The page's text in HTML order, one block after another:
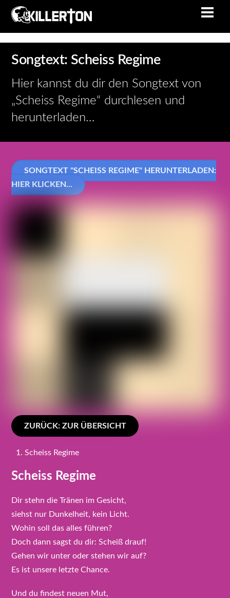
Skip
content
Songtext: Scheiss Regime
Hier kannst du dir den Songtext von
„Scheiss Regime“ durchlesen und
herunterladen…
SONGTEXT "SCHEISS REGIME" HERUNTERLADEN:
HIER KLICKEN...
ZURÜCK: ZUR ÜBERSICHT
Scheiss Regime
Scheiss Regime
Dir stehn die Tränen im Gesicht,
siehst nur Dunkelheit, kein Licht.
Wohin soll das alles führen?
Doch dann sagst du dir: Scheiß drauf!
Gehen wir unter oder stehen wir auf?
Es ist unsere letzte Chance.
Und du findest neuen Mut,